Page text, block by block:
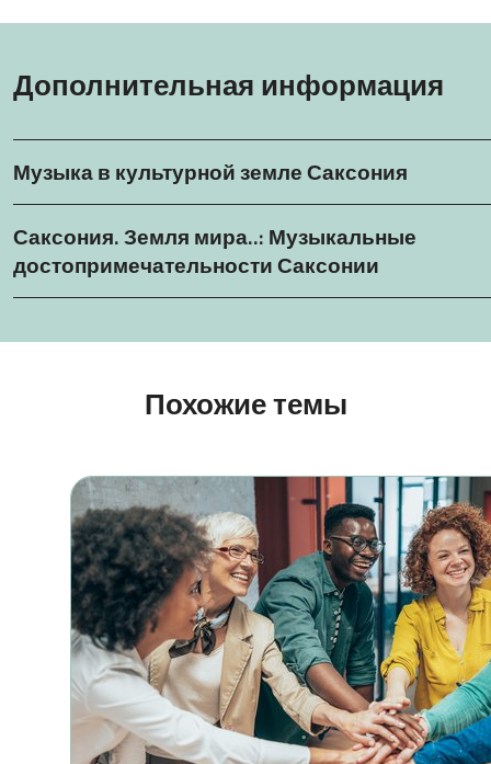
Дополнительная информация
Музыка в культурной земле Саксония
Саксония. Земля мира..: Музыкальные
достопримечательности Саксонии
Похожие темы